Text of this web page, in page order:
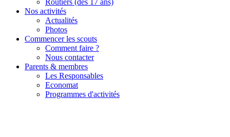
Nos activités
Actualités
Photos
Commencer les scouts
Comment faire ?
Nous contacter
Parents & membres
Les Responsables
Economat
Programmes d'activités